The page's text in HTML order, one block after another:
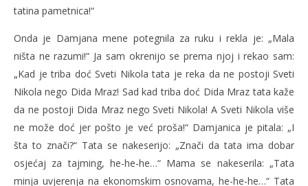
tatina pametnica!“
Onda je Damjana mene potegnila za ruku i rekla je: „Mala
ništa ne razumi!“ Ja sam okrenijo se prema njoj i rekao sam:
„Kad je triba doć Sveti Nikola tata je reka da ne postoji Sveti
Nikola nego Dida Mraz! Sad kad triba doć Dida Mraz tata kaže
da ne postoji Dida Mraz nego Sveti Nikola! A Sveti Nikola više
ne može doć jer pošto je već proša!“ Damjanica je pitala: „I
šta to znači?“ Tata se nakeserijo: „Znači da tata ima dobar
osjećaj za tajming, he-he-he…“ Mama se nakeserila: „Tata
minja uvjerenja na ekonomskim osnovama, he-he-he…“ Tata